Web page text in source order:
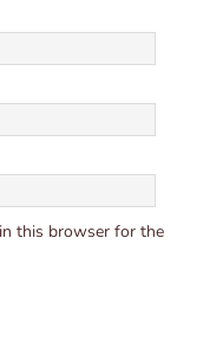
this browser for the